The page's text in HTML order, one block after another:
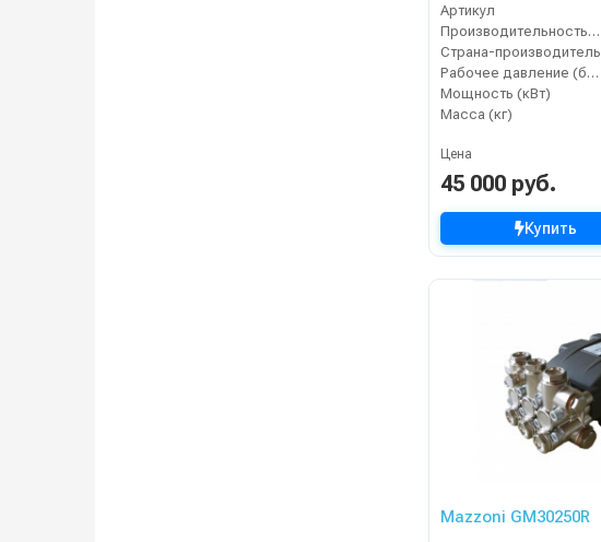
Артикул
Производительность (л/ч)
Страна-производитель
Рабочее давление (бар)
Мощность (кВт)
Масса (кг)
Цена
45 000 руб.
Купить
Mazzoni GM30250R